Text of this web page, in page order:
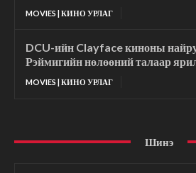
MOVIES | КИНО УРЛАГ
DCU-ийн Clayface киноны
Рэймигийн нөлөөний талаар
MOVIES | КИНО УРЛАГ
Шинэ